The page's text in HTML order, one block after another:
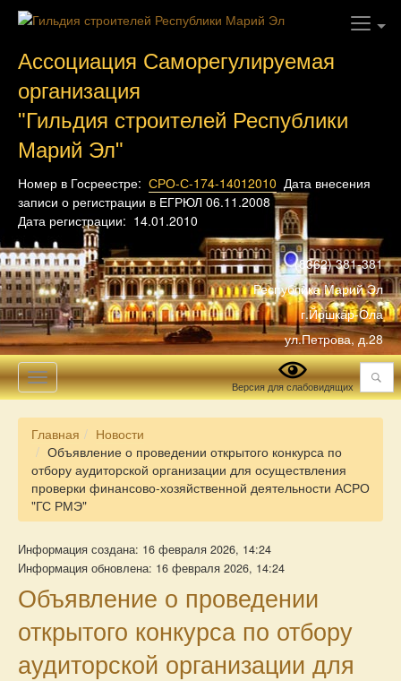
Ассоциация Саморегулируемая
организация
"Гильдия строителей Республики
Марий Эл"
Номер в Госреестре: СРО-С-174-14012010 Дата внесения
записи о регистрации в ЕГРЮЛ 06.11.2008
Дата регистрации: 14.01.2010
(8362) 381-381
Республика Марий Эл
г.Йошкар-Ола
ул.Петрова, д.28
Toggle
navigation
Версия для слабовидящих Поиск
Главная
Новости
Объявление о проведении открытого конкурса по
отбору аудиторской организации для осуществления
проверки финансово-хозяйственной деятельности АСРО
"ГС РМЭ"
Информация создана: 16 февраля 2026, 14:24
Информация обновлена: 16 февраля 2026, 14:24
Объявление о проведении
открытого конкурса по отбору
аудиторской организации для